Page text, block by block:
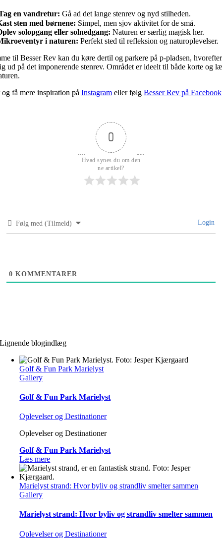
en vandretur: Gå ad det lange stenrev og nyd stilheden.
sten med børnene: Simpel, men sjov aktivitet for de små.
solopgang eller solnedgang: Naturen er særlig magisk her.
i naturen: Perfekt sted til refleksion og naturoplevelser.
til Besser Rev kan du køre dertil og parkere på p-pladsen,
ud på det imponerende stenrev. Området er ideelt til både korte og
få mere inspiration på Instagram eller følg Besser Rev på Facebook
0
Hvad synes du om den
ne artikel?
Følg med (Tilmeld) Login
0 KOMMENTARER
Lignende blogindlæg
Golf & Fun Park Marielyst
Gallery
Golf & Fun Park Marielyst
Oplevelser og Destinationer
Oplevelser og Destinationer
Golf & Fun Park Marielyst
Læs mere
Marielyst strand: Hvor byliv og strandliv smelter sammen
Gallery
Marielyst strand: Hvor byliv og strandliv smelter sammen
Oplevelser og Destinationer